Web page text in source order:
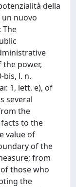
della
nuovo
The
power,
l. n.
1, lett. e), of
several
the
to the
value of
of the
from
those who
the